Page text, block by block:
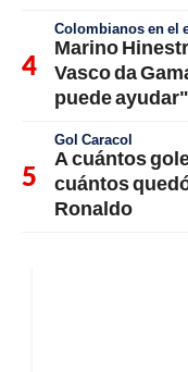
Colombianos en el
Marino
Vasco da
puede ayudar"
Gol Caracol
A cuántos
cuántos
Ronaldo